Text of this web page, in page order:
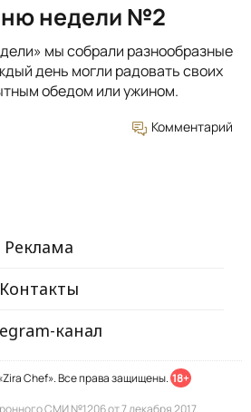
недели №2
мы собрали разнообразные
день могли радовать своих
обедом или ужином.
Комментарий
Реклама
Контакты
канал
Chef». Все права защищены. 18+
СМИ №1206 от 7 декабря 2017